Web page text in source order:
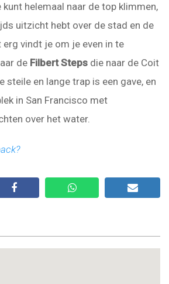
helemaal naar de top klimmen,
uitzicht hebt over de stad en de
erg vindt je om je even in te
de Filbert Steps die naar de Coit
steile en lange trap is een gave, en
in San Francisco met
over het water.